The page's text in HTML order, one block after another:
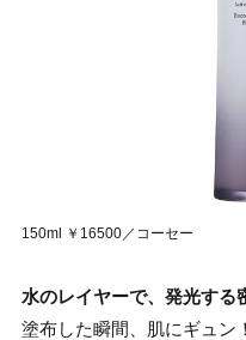
150ml ￥16500／コーセー
水のレイヤーで、発光する
塗布した瞬間、肌にギュン